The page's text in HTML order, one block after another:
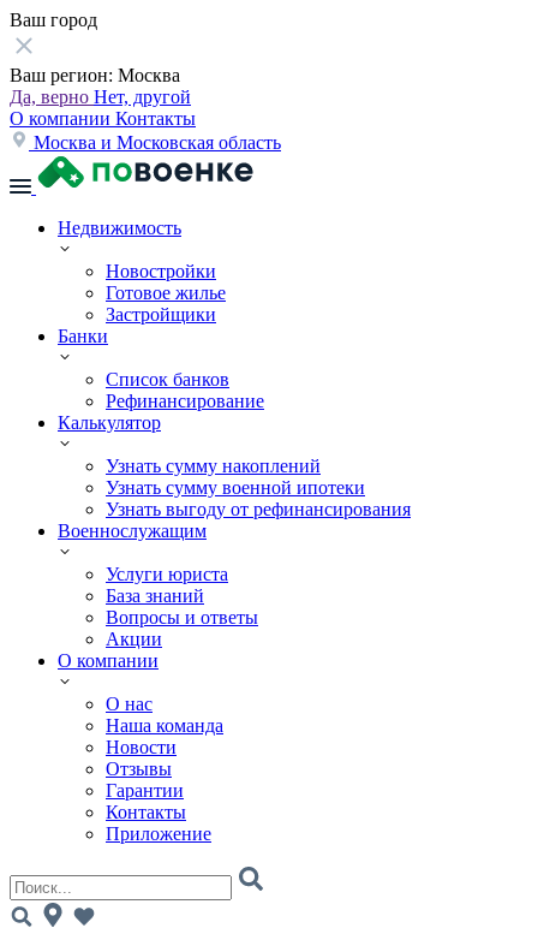
Ваш город
Ваш регион: Москва
Да, верно Нет, другой
О компании Контакты
Москва и Московская область
Недвижимость
Новостройки
Готовое жилье
Застройщики
Банки
Список банков
Рефинансирование
Калькулятор
Узнать сумму накоплений
Узнать сумму военной ипотеки
Узнать выгоду от рефинансирования
Военнослужащим
Услуги юриста
База знаний
Вопросы и ответы
Акции
О компании
О нас
Наша команда
Новости
Отзывы
Гарантии
Контакты
Приложение